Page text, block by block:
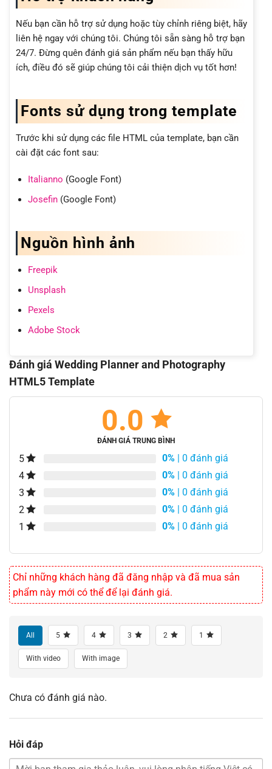
Nếu bạn cần hỗ trợ sử dụng hoặc tùy chỉnh riêng biệt, hãy
liên hệ ngay với chúng tôi. Chúng tôi sẵn sàng hỗ trợ bạn
24/7. Đừng quên đánh giá sản phẩm nếu bạn thấy hữu
ích, điều đó sẽ giúp chúng tôi cải thiện dịch vụ tốt hơn!
Fonts sử dụng trong template
Trước khi sử dụng các file HTML của template, bạn cần
cài đặt các font sau:
Italianno (Google Font)
Josefin(Google Font)
Nguồn hình ảnh
Freepik
Unsplash
Pexels
Adobe Stock
Đánh giá Wedding Planner and Photography
HTML5 Template
0.0
ĐÁNH GIÁ TRUNG BÌNH
5 0% | 0 đánh giá
4
0% | 0 đánh giá
3
0% | 0 đánh giá
2
0% | 0 đánh giá
1
0% | 0 đánh giá
Chỉ những khách hàng đã đăng nhập và đã mua sản
phẩm này mới có thể để lại đánh giá.
All 5 4 3 2 1
With video With image
Chưa có đánh giá nào.
Hỏi đáp